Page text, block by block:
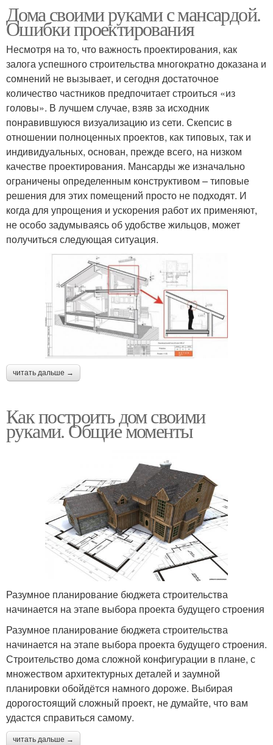
Дома своими руками с мансардой.
Ошибки проектирования
Несмотря на то, что важность проектирования, как
залога успешного строительства многократно доказана и
сомнений не вызывает, и сегодня достаточное
количество частников предпочитает строиться «из
головы». В лучшем случае, взяв за исходник
понравившуюся визуализацию из сети. Скепсис в
отношении полноценных проектов, как типовых, так и
индивидуальных, основан, прежде всего, на низком
качестве проектирования. Мансарды же изначально
ограничены определенным конструктивом – типовые
решения для этих помещений просто не подходят. И
когда для упрощения и ускорения работ их применяют,
не особо задумываясь об удобстве жильцов, может
получиться следующая ситуация.
читать дальше →
Как построить дом своими
руками. Общие моменты
Разумное планирование бюджета строительства
начинается на этапе выбора проекта будущего строения
Разумное планирование бюджета строительства
начинается на этапе выбора проекта будущего строения.
Строительство дома сложной конфигурации в плане, с
множеством архитектурных деталей и заумной
планировки обойдётся намного дороже. Выбирая
дорогостоящий сложный проект, не думайте, что вам
удастся справиться самому.
читать дальше →